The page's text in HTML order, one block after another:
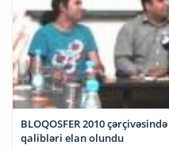
BLOQOSFER 2010
qalibləri elan olundu